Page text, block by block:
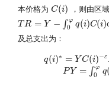
本价格为C(i)
C(i) ，则由区
T R = Y − ∫ φ
0 q(i)C(i)
T R= Y− ∫0 φq( )C( )di
及总支出为：
q(i)∗ = Y C(i)−ε
q(i)∗=YC(i )−εPε，
PY = ∫ φ
0 q(
PY= ∫0φ q(i) ∗